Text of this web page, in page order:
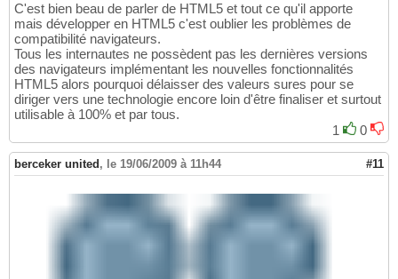
C'est bien beau de parler de HTML5 et tout ce qu'il apporte
mais développer en HTML5 c'est oublier les problèmes de
compatibilité navigateurs.
Tous les internautes ne possèdent pas les dernières versions
des navigateurs implémentant les nouvelles fonctionnalités
HTML5 alors pourquoi délaisser des valeurs sures pour se
diriger vers une technologie encore loin d'être finaliser et surtout
utilisable à 100% et par tous.
1
0
berceker united , le 19/06/2009 à 11h44 #11